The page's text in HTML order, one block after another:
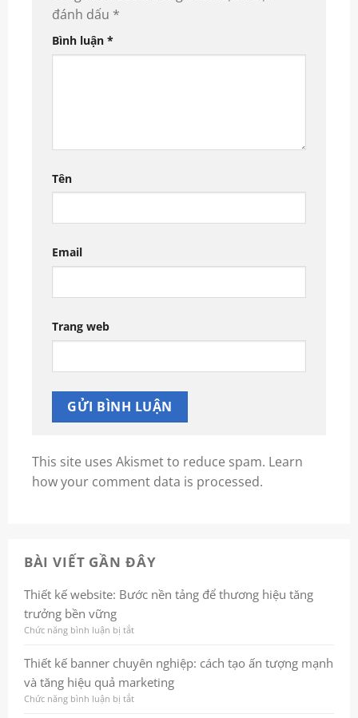
đánh dấu *
Bình luận *
Tên
Email
Trang web
This site uses Akismet to reduce spam. Learn
how your comment data is processed.
BÀI VIẾT GẦN ĐÂY
Thiết kế website: Bước nền tảng để thương hiệu tăng
trưởng bền vững
Chức năng bình luận bị tắtở
kế
website:
Bước
nền
Thiết kế banner chuyên nghiệp: cách tạo ấn tượng mạnh
và tăng hiệu quả marketing
Chức năng bình luận bị tắtở